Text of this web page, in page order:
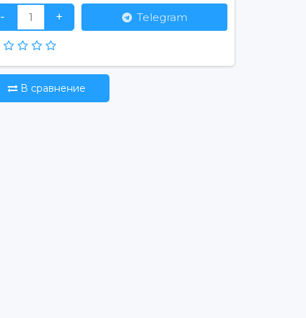
- + Telegram
В сравнение